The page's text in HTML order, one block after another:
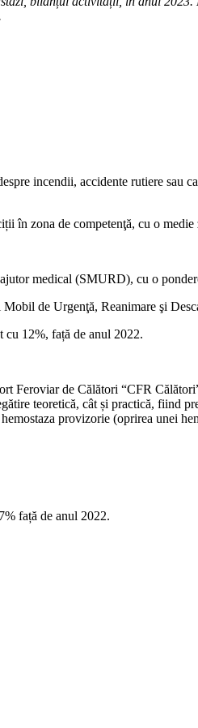
incendii, accidente rutiere sau
în zona de competenţă, cu o
medical (SMURD), cu o
de Urgenţă, Reanimare şi
12%, față de anul 2022.
de Călători “CFR
teoretică, cât și practică, fiind
provizorie (oprirea unei
față de anul 2022.